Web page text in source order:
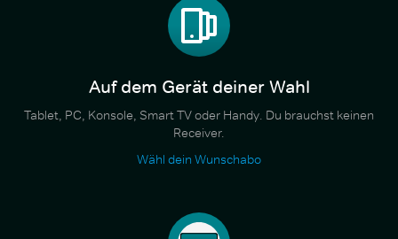
Auf dem Gerät deiner Wahl
Tablet, PC, Konsole, Smart TV oder Handy. Du brauchst keinen
Receiver.
Wähl dein Wunschabo